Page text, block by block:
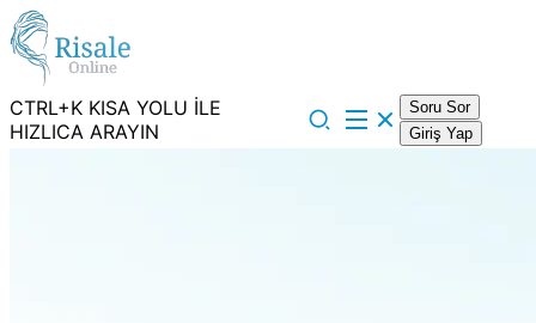
CTRL+K KISA YOLU İLE
HIZLICA ARAYIN
Soru Sor
Giriş Yap